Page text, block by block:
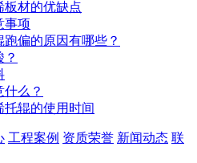
板材的优缺点
事项
偏的原因有哪些？
么？
托辊的使用时间
工程案例 资质荣誉 新闻动态 联